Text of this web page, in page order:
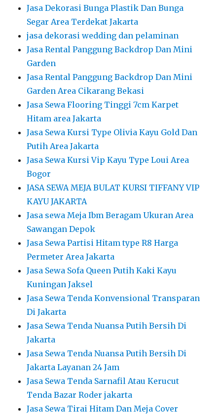
Jasa Dekorasi Bunga Plastik Dan Bunga
Segar Area Terdekat Jakarta
jasa dekorasi wedding dan pelaminan
Jasa Rental Panggung Backdrop Dan Mini
Garden
Jasa Rental Panggung Backdrop Dan Mini
Garden Area Cikarang Bekasi
Jasa Sewa Flooring Tinggi 7cm Karpet
Hitam area Jakarta
Jasa Sewa Kursi Type Olivia Kayu Gold Dan
Putih Area Jakarta
Jasa Sewa Kursi Vip Kayu Type Loui Area
Bogor
JASA SEWA MEJA BULAT KURSI TIFFANY VIP
KAYU JAKARTA
Jasa sewa Meja Ibm Beragam Ukuran Area
Sawangan Depok
Jasa Sewa Partisi Hitam type R8 Harga
Permeter Area Jakarta
Jasa Sewa Sofa Queen Putih Kaki Kayu
Kuningan Jaksel
Jasa Sewa Tenda Konvensional Transparan
Di Jakarta
Jasa Sewa Tenda Nuansa Putih Bersih Di
Jakarta
Jasa Sewa Tenda Nuansa Putih Bersih Di
Jakarta Layanan 24 Jam
Jasa Sewa Tenda Sarnafil Atau Kerucut
Tenda Bazar Roder jakarta
Jasa Sewa Tirai Hitam Dan Meja Cover